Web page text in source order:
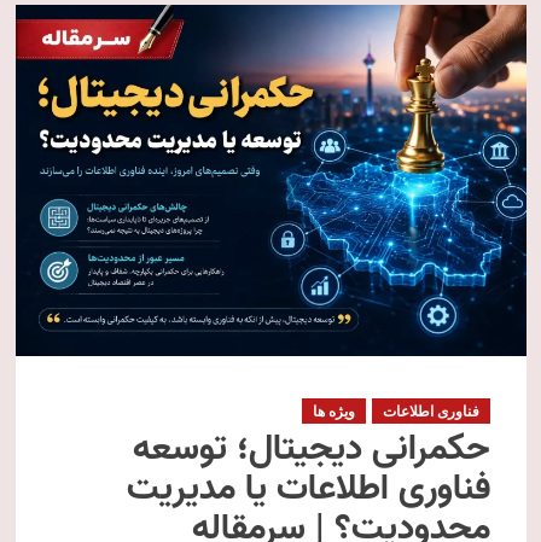
فناوری اطلاعات ویژه ها
حکمرانی دیجیتال؛ توسعه
فناوری اطلاعات یا مدیریت
محدودیت؟ | سرمقاله